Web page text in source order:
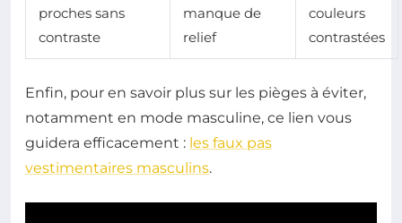
proches sans
contraste
manque de
relief
couleurs
contrastées
Enfin, pour en savoir plus sur les pièges à éviter,
notamment en mode masculine, ce lien vous
guidera efficacement : les faux pas
vestimentaires masculins.